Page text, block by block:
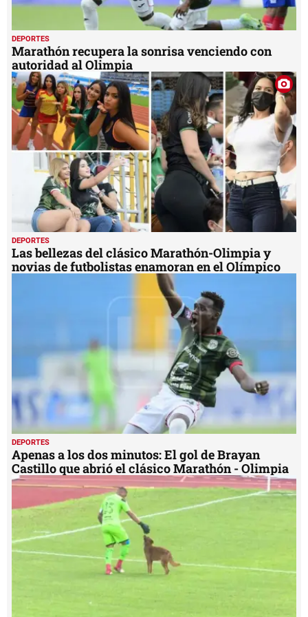
DEPORTES
Marathón recupera la sonrisa venciendo con
autoridad al Olimpia
DEPORTES
Las bellezas del clásico Marathón-Olimpia y
novias de futbolistas enamoran en el Olímpico
DEPORTES
Apenas a los dos minutos: El gol de Brayan
Castillo que abrió el clásico Marathón - Olimpia